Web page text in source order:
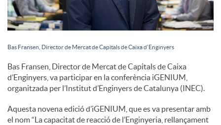
a
l
s
Bas Fransen, Director de Mercat de Capitals de Caixa d’Enginyers
Bas Fransen, Director de Mercat de Capitals de Caixa
d’Enginyers, va participar en la conferència iGENIUM,
organitzada per l’Institut d’Enginyers de Catalunya (INEC).
Aquesta novena edició d’iGENIUM, que es va presentar amb
el nom “La capacitat de reacció de l’Enginyeria, rellançament